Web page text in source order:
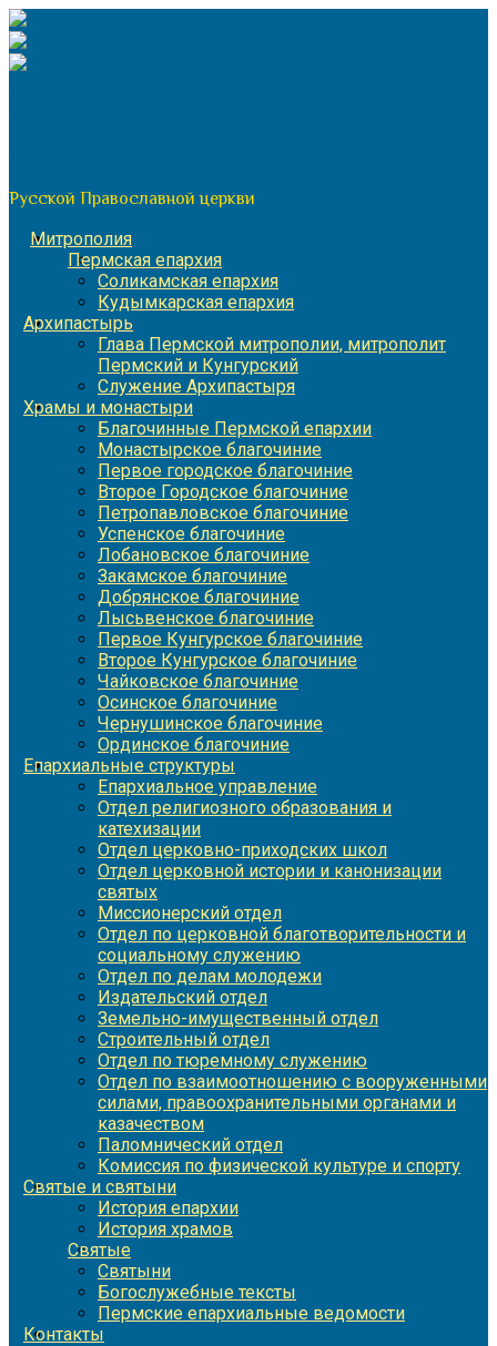
Перейти
к
содержимому
Русской Православной церкви
Митрополия
Пермская епархия
Соликамская епархия
Кудымкарская епархия
Архипастырь
Глава Пермской митрополии, митрополит
Пермский и Кунгурский
Служение Архипастыря
Храмы и монастыри
Благочинные Пермской епархии
Монастырское благочиние
Первое городское благочиние
Второе Городское благочиние
Петропавловское благочиние
Успенское благочиние
Лобановское благочиние
Закамское благочиние
Добрянское благочиние
Лысьвенское благочиние
Первое Кунгурское благочиние
Второе Кунгурское благочиние
Чайковское благочиние
Осинское благочиние
Чернушинское благочиние
Ординское благочиние
Епархиальные структуры
Епархиальное управление
Отдел религиозного образования и
катехизации
Отдел церковно-приходских школ
Отдел церковной истории и канонизации
святых
Миссионерский отдел
Отдел по церковной благотворительности и
социальному служению
Отдел по делам молодежи
Издательский отдел
Земельно-имущественный отдел
Строительный отдел
Отдел по тюремному служению
Отдел по взаимоотношению с вооруженными
силами, правоохранительными органами и
казачеством
Паломнический отдел
Комиссия по физической культуре и спорту
Святые и святыни
История епархии
История храмов
Святые
Святыни
Богослужебные тексты
Пермские епархиальные ведомости
Контакты